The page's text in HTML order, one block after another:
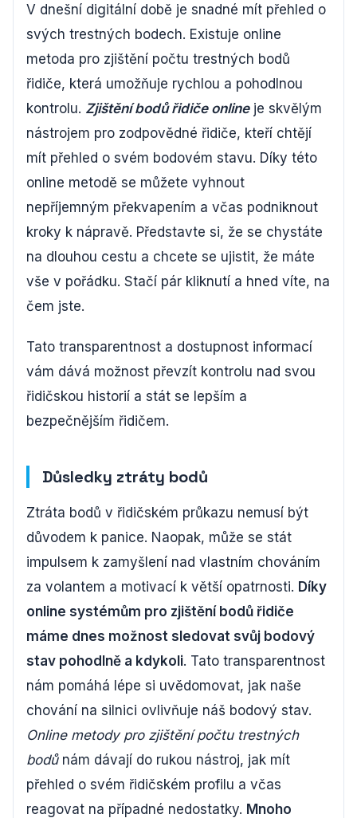
V dnešní digitální době je snadné mít přehled o
svých trestných bodech. Existuje online
metoda pro zjištění počtu trestných bodů
řidiče, která umožňuje rychlou a pohodlnou
kontrolu. Zjištění bodů řidiče onlineje skvělým
nástrojem pro zodpovědné řidiče, kteří chtějí
mít přehled o svém bodovém stavu. Díky této
online metodě se můžete vyhnout
nepříjemným překvapením a včas podniknout
kroky k nápravě. Představte si, že se chystáte
na dlouhou cestu a chcete se ujistit, že máte
vše v pořádku. Stačí pár kliknutí a hned víte, na
čem jste.
Tato transparentnost a dostupnost informací
vám dává možnost převzít kontrolu nad svou
řidičskou historií a stát se lepším a
bezpečnějším řidičem.
Důsledky ztráty bodů
Ztráta bodů v řidičském průkazu nemusí být
důvodem k panice. Naopak, může se stát
impulsem k zamyšlení nad vlastním chováním
za volantem a motivací k větší opatrnosti. Díky
online systémům pro zjištění bodů řidiče
máme dnes možnost sledovat svůj bodový
stav pohodlně a kdykoli. Tato transparentnost
nám pomáhá lépe si uvědomovat, jak naše
chování na silnici ovlivňuje náš bodový stav.
Online metody pro zjištění počtu trestných
bodůnám dávají do rukou nástroj, jak mít
přehled o svém řidičském profilu a včas
reagovat na případné nedostatky. Mnoho